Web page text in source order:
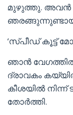
മുഴുത്തു. അവൻ
‘സ്പീഡ് കൂട്ട്
ഞാൻ
ദ്രാവകം
കീശയിൽ
തോർത്തി.